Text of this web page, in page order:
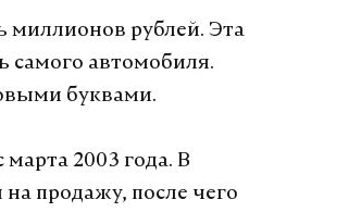
миллионов рублей. Эта
самого автомобиля.
буквами.
марта 2003 года. В
продажу, после чего